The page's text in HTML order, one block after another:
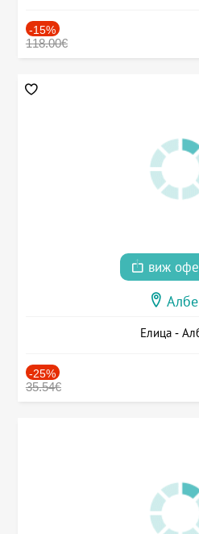
-15%
118.00€
виж
Елица -
-25%
35.54€